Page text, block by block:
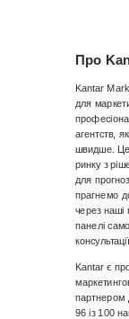
Про
Kantar
для
агентств,
швидше. Це
ринку з
для
прагнемо
через наші
панелі
Kantar є
партнером
96 із 100